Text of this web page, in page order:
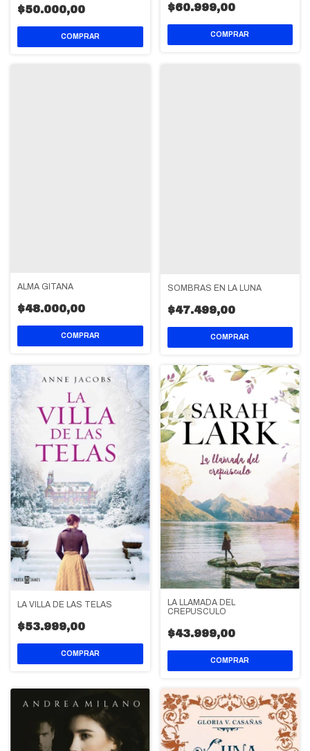
$50.000,00 $60.999,00
ALMA GITANA
$48.000,00
SOMBRAS EN LA LUNA
$47.499,00
LA VILLA DE LAS TELAS
$53.999,00
LA LLAMADA DEL
CREPUSCULO
$43.999,00